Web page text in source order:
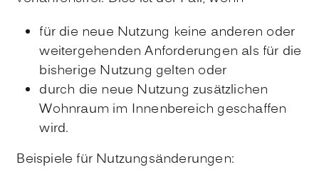
für die neue Nutzung keine anderen oder
weitergehenden Anforderungen als für die
bisherige Nutzung gelten oder
durch die neue Nutzung zusätzlichen
Wohnraum im Innenbereich geschaffen
wird.
Beispiele für Nutzungsänderungen: